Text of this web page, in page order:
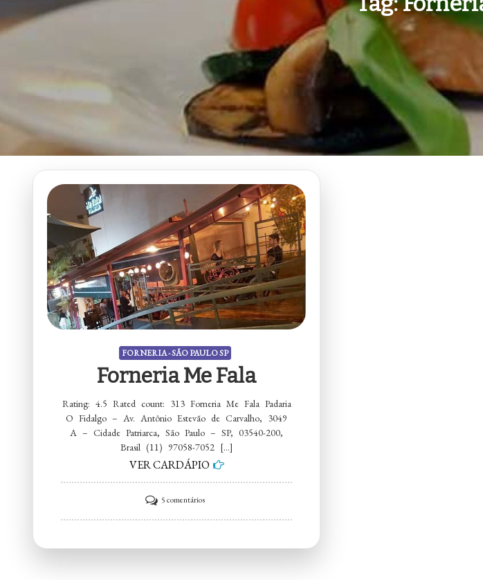
FORNERIA - SÃO PAULO SP
Forneria Me Fala
Rating: 4.5 Rated count: 313 Forneria Me Fala Padaria
O Fidalgo – Av. Antônio Estevão de Carvalho, 3049
A – Cidade Patriarca, São Paulo – SP, 03540-200,
Brasil (11) 97058-7052 […]
VER CARDÁPIO
5 comentáriosem
Forneria